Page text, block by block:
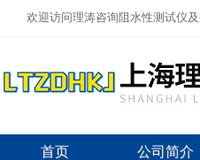
欢迎访问理涛咨询阻水性测试仪
首页 公司简介